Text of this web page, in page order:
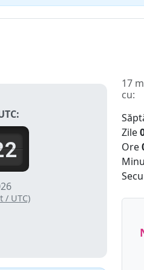
/ UTC)
17
cu:
Zile
Ore